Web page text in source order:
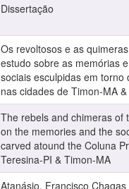
Dissertação
Os revoltosos e as
estudo sobre as memórias
sociais esculpidas em torno
nas cidades de Timon-MA
The rebels and chimeras of
on the memories and the
carved atound the Coluna
Teresina-PI & Timon-MA
Atanásio, Francisco Chagas